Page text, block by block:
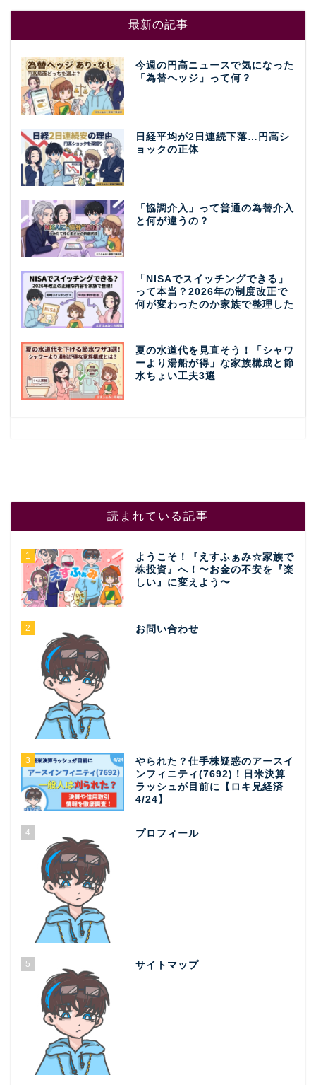
最新の記事
今週の円高ニュースで気になった
「為替ヘッジ」って何？
日経平均が2日連続下落…円高シ
ョックの正体
「協調介入」って普通の為替介入
と何が違うの？
「NISAでスイッチングできる」
って本当？2026年の制度改正で
何が変わったのか家族で整理した
夏の水道代を見直そう！「シャワ
ーより湯船が得」な家族構成と節
水ちょい工夫3選
読まれている記事
1
ようこそ！『えすふぁみ☆家族で
株投資』へ！〜お金の不安を『楽
しい』に変えよう〜
2 お問い合わせ
3
やられた？仕手株疑惑のアースイ
ンフィニティ(7692)！日米決算
ラッシュが目前に【ロキ兄経済
4/24】
4 プロフィール
5 サイトマップ